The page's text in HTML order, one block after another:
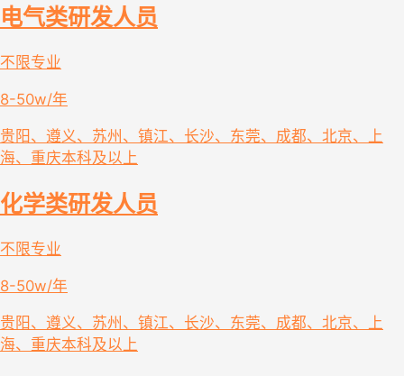
电气类研发人员
不限专业
8-50w/年
贵阳、遵义、苏州、镇江、长沙、东莞、成都、北京、上
海、重庆本科及以上
化学类研发人员
不限专业
8-50w/年
贵阳、遵义、苏州、镇江、长沙、东莞、成都、北京、上
海、重庆本科及以上